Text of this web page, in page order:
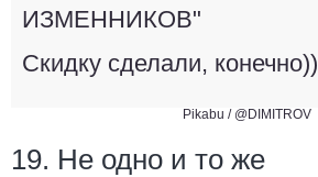
ИЗМЕННИКОВ"
Скидку сделали, конечно))
Pikabu / @DIMITROV
19. Не одно и то же